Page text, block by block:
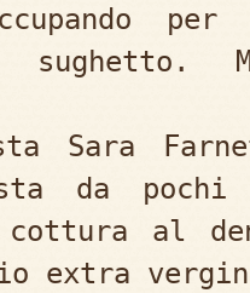
Sara
da pochi
al
extra